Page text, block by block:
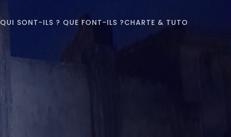
QUI SONT-ILS ? QUE FONT-ILS ?CHARTE & TUTO